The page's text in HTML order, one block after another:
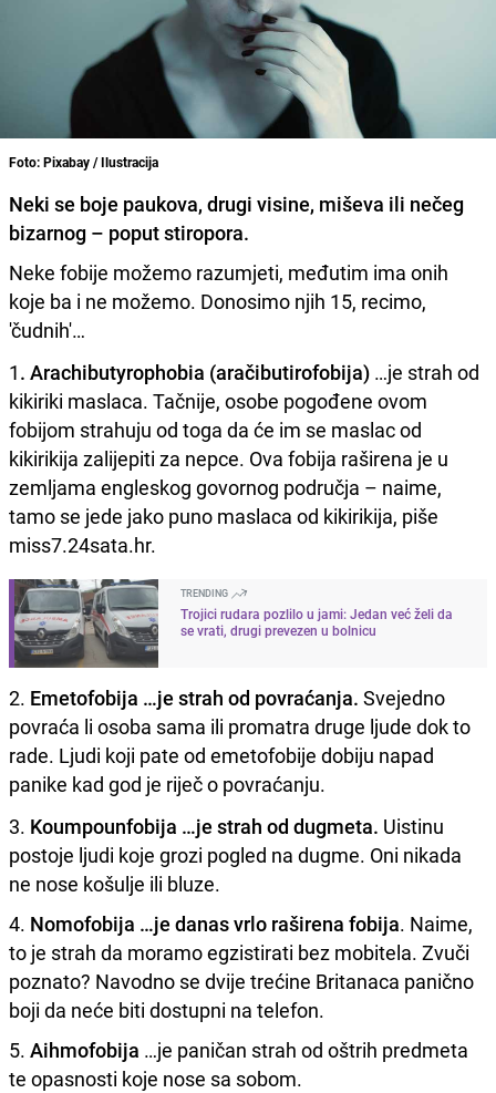
Foto: Pixabay / Ilustracija
Neki se boje paukova, drugi visine, miševa ili nečeg
bizarnog – poput stiropora.
Neke fobije možemo razumjeti, međutim ima onih
koje ba i ne možemo. Donosimo njih 15, recimo,
'čudnih'…
1. Arachibutyrophobia (aračibutirofobija) …je strah od
kikiriki maslaca. Tačnije, osobe pogođene ovom
fobijom strahuju od toga da će im se maslac od
kikirikija zalijepiti za nepce. Ova fobija raširena je u
zemljama engleskog govornog područja – naime,
tamo se jede jako puno maslaca od kikirikija, piše
miss7.24sata.hr.
TRENDING
Trojici rudara pozlilo u jami: Jedan već želi da
se vrati, drugi prevezen u bolnicu
2. Emetofobija …je strah od povraćanja. Svejedno
povraća li osoba sama ili promatra druge ljude dok to
rade. Ljudi koji pate od emetofobije dobiju napad
panike kad god je riječ o povraćanju.
3. Koumpounfobija …je strah od dugmeta. Uistinu
postoje ljudi koje grozi pogled na dugme. Oni nikada
ne nose košulje ili bluze.
4. Nomofobija …je danas vrlo raširena fobija. Naime,
to je strah da moramo egzistirati bez mobitela. Zvuči
poznato? Navodno se dvije trećine Britanaca panično
boji da neće biti dostupni na telefon.
5. Aihmofobija …je paničan strah od oštrih predmeta
te opasnosti koje nose sa sobom.